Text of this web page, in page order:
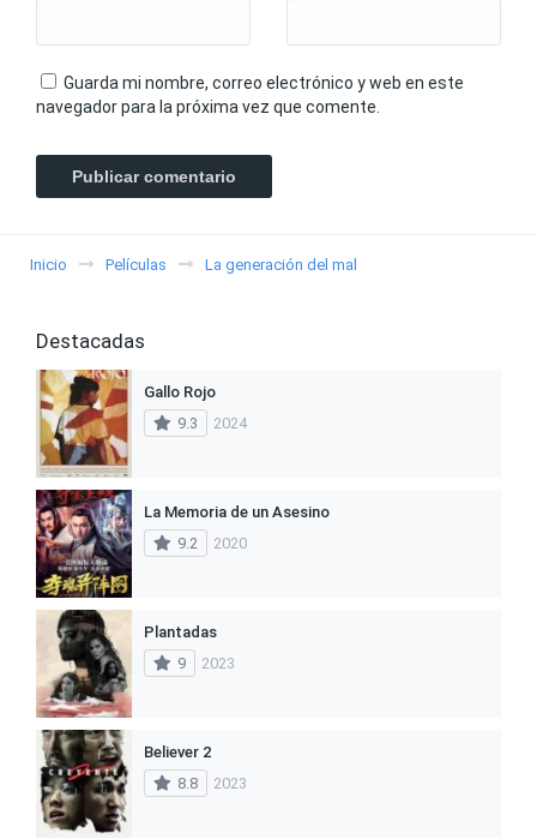
Guarda mi nombre, correo electrónico y web en este
navegador para la próxima vez que comente.
Inicio Películas La generación del mal
Destacadas
Gallo Rojo
9.3
2024
La Memoria de un Asesino
9.2
2020
Plantadas
9
2023
Believer 2
8.8
2023